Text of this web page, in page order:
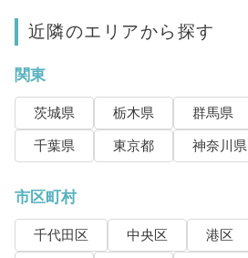
近隣のエリアから探す
関東
茨城県 栃木県 群馬県
千葉県
東京都 神奈川県
市区町村
千代田区 中央区 港区